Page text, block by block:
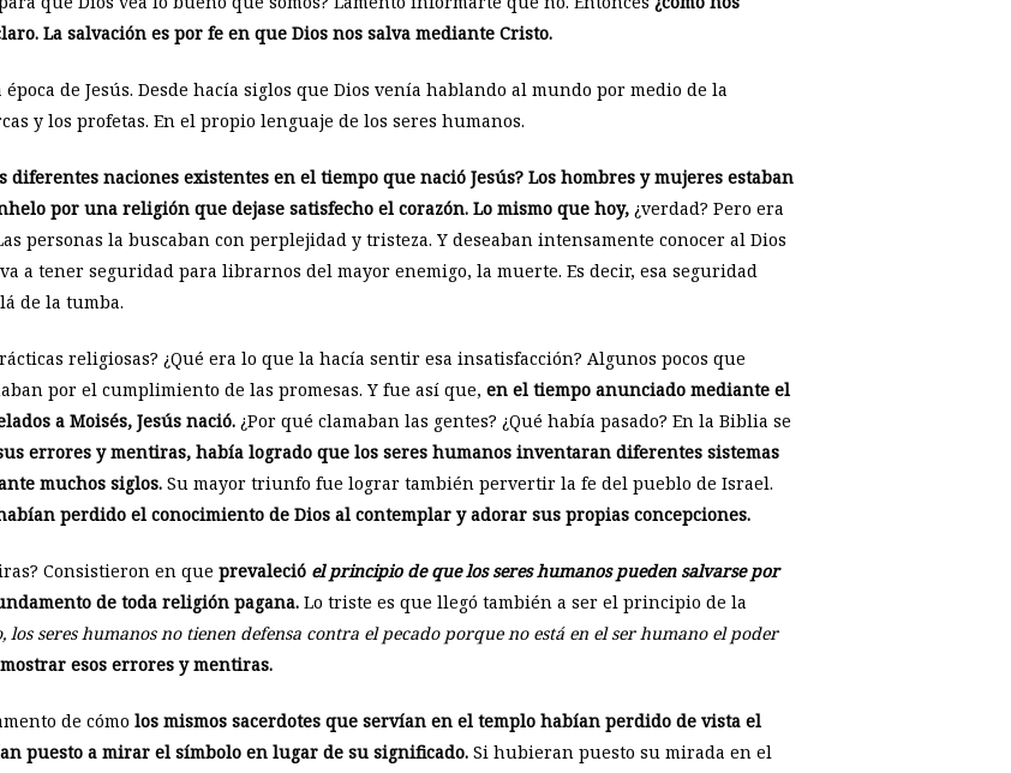
La salvación es por fe en que Dios nos salva mediante Cristo.
de Jesús. Desde hacía siglos que Dios venía hablando al mundo por medio de la
y los profetas. En el propio lenguaje de los seres humanos.
diferentes naciones existentes en el tiempo que nació Jesús? Los hombres y mujeres estaban
por una religión que dejase satisfecho el corazón. Lo mismo que hoy, ¿verdad? Pero era
personas la buscaban con perplejidad y tristeza. Y deseaban intensamente conocer al Dios
a tener seguridad para librarnos del mayor enemigo, la muerte. Es decir, esa seguridad
de la tumba.
religiosas? ¿Qué era lo que la hacía sentir esa insatisfacción? Algunos pocos que
por el cumplimiento de las promesas. Y fue así que, en el tiempo anunciado mediante el
a Moisés, Jesús nació. ¿Por qué clamaban las gentes? ¿Qué había pasado? En la Biblia se
errores y mentiras, había logrado que los seres humanos inventaran diferentes sistemas
muchos siglos. Su mayor triunfo fue lograr también pervertir la fe del pueblo de Israel.
perdido el conocimiento de Dios al contemplar y adorar sus propias concepciones.
Consistieron en que prevaleció el principio de que los seres humanos pueden salvarse por
de toda religión pagana. Lo triste es que llegó también a ser el principio de la
los seres humanos no tienen defensa contra el pecado porque no está en el ser humano el poder
esos errores y mentiras.
de cómo los mismos sacerdotes que servían en el templo habían perdido de vista el
puesto a mirar el símbolo en lugar de su significado. Si hubieran puesto su mirada en el